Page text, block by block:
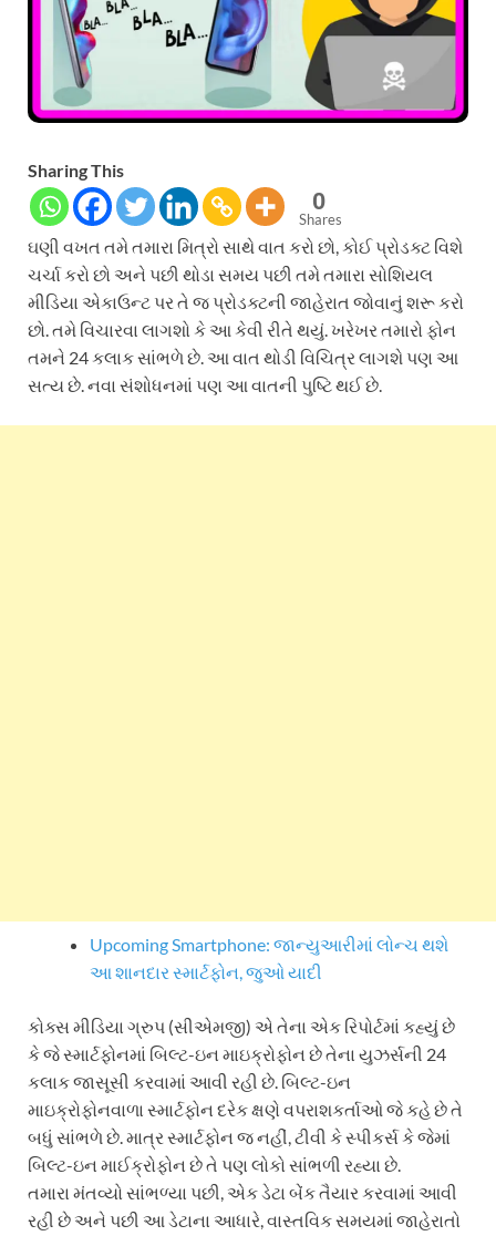
Sharing This
0
Shares
ઘણી વખત તમે તમારા મિત્રો સાથે વાત કરો છો, કોઈ પ્રોડક્ટ વિશે
ચર્ચા કરો છો અને પછી થોડા સમય પછી તમે તમારા સોશિયલ
મીડિયા એકાઉન્ટ પર તે જ પ્રોડક્ટની જાહેરાત જોવાનું શરૂ કરો
છો. તમે વિચારવા લાગશો કે આ કેવી રીતે થયું. ખરેખર તમારો ફોન
તમને 24 કલાક સાંભળે છે. આ વાત થોડી વિચિત્ર લાગશે પણ આ
સત્ય છે. નવા સંશોધનમાં પણ આ વાતની પુષ્ટિ થઈ છે.
Upcoming Smartphone: જાન્યુઆરીમાં લોન્ચ થશે
આ શાનદાર સ્માર્ટફોન, જુઓ યાદી
કોક્સ મીડિયા ગ્રુપ (સીએમજી) એ તેના એક રિપોર્ટમાં કહ્યું છે
કે જે સ્માર્ટફોનમાં બિલ્ટ-ઇન માઇક્રોફોન છે તેના યુઝર્સની 24
કલાક જાસૂસી કરવામાં આવી રહી છે. બિલ્ટ-ઇન
માઇક્રોફોનવાળા સ્માર્ટફોન દરેક ક્ષણે વપરાશકર્તાઓ જે કહે છે તે
બધું સાંભળે છે. માત્ર સ્માર્ટફોન જ નહીં, ટીવી કે સ્પીકર્સ કે જેમાં
બિલ્ટ-ઇન માઈક્રોફોન છે તે પણ લોકો સાંભળી રહ્યા છે.
તમારા મંતવ્યો સાંભળ્યા પછી, એક ડેટા બેંક તૈયાર કરવામાં આવી
રહી છે અને પછી આ ડેટાના આધારે, વાસ્તવિક સમયમાં જાહેરાતો